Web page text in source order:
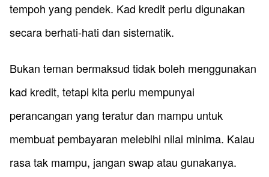
tempoh yang pendek. Kad kredit perlu digunakan
secara berhati-hati dan sistematik.
Bukan teman bermaksud tidak boleh menggunakan
kad kredit, tetapi kita perlu mempunyai
perancangan yang teratur dan mampu untuk
membuat pembayaran melebihi nilai minima. Kalau
rasa tak mampu, jangan swap atau gunakanya.